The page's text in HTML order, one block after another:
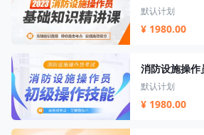
默认计划
¥ 1980.00
消防设施操作
默认计划
¥ 1980.00